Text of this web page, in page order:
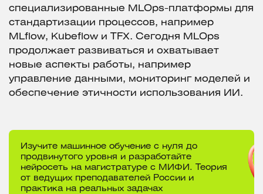
специализированные MLOps-платформы для
стандартизации процессов, например
MLflow, Kubeflow и TFX. Сегодня MLOps
продолжает развиваться и охватывает
новые аспекты работы, например
управление данными, мониторинг моделей и
обеспечение этичности использования ИИ.
Изучите машинное обучение с нуля до
продвинутого уровня и разработайте
нейросеть на магистратуре с МИФИ. Теория
от ведущих преподавателей России и
практика на реальных задачах